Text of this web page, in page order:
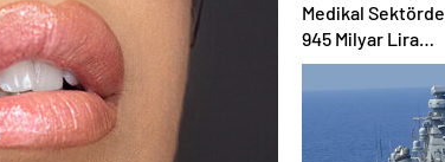
Medikal Sektörde
945 Milyar Lira
Yatırım